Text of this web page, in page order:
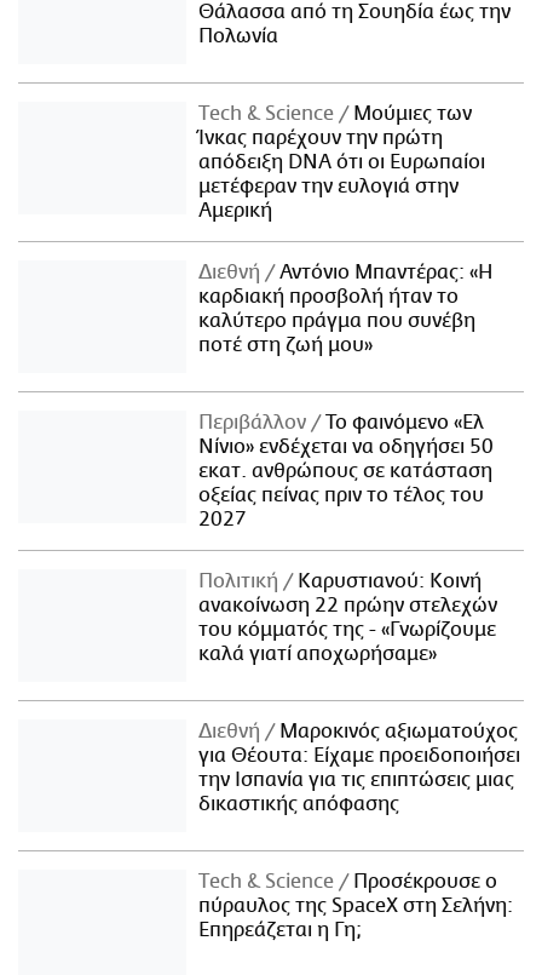
Θάλασσα από τη Σουηδία έως την
Πολωνία
Τech & Science
Μούμιες των
Ίνκας παρέχουν την πρώτη
απόδειξη DNA ότι οι Ευρωπαίοι
μετέφεραν την ευλογιά στην
Αμερική
Διεθνή
Αντόνιο Μπαντέρας: «Η
καρδιακή προσβολή ήταν το
καλύτερο πράγμα που συνέβη
ποτέ στη ζωή μου»
Περιβάλλον
Το φαινόμενο «Ελ
Νίνιο» ενδέχεται να οδηγήσει 50
εκατ. ανθρώπους σε κατάσταση
οξείας πείνας πριν το τέλος του
2027
Πολιτική
Καρυστιανού: Κοινή
ανακοίνωση 22 πρώην στελεχών
του κόμματός της - «Γνωρίζουμε
καλά γιατί αποχωρήσαμε»
Διεθνή
Μαροκινός αξιωματούχος
για Θέουτα: Είχαμε προειδοποιήσει
την Ισπανία για τις επιπτώσεις μιας
δικαστικής απόφασης
Τech & Science
Προσέκρουσε ο
πύραυλος της SpaceX στη Σελήνη:
Επηρεάζεται η Γη;